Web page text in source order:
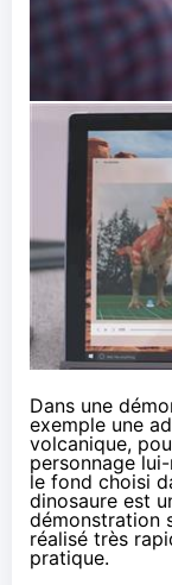
Dans une
exemple une
volcanique,
personnage
le fond choisi
dinosaure est
démonstration
réalisé très
pratique.